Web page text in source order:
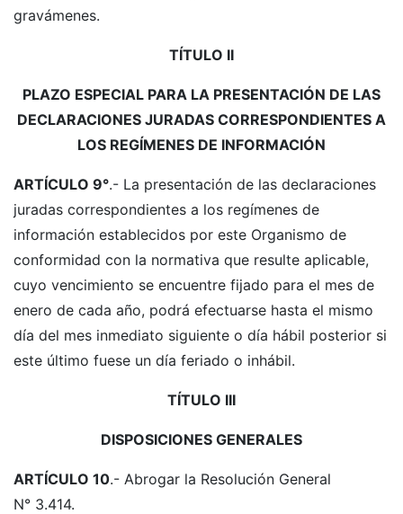
gravámenes.
TÍTULO II
PLAZO ESPECIAL PARA LA PRESENTACIÓN DE LAS
DECLARACIONES JURADAS CORRESPONDIENTES A
LOS REGÍMENES DE INFORMACIÓN
ARTÍCULO 9°.- La presentación de las declaraciones
juradas correspondientes a los regímenes de
información establecidos por este Organismo de
conformidad con la normativa que resulte aplicable,
cuyo vencimiento se encuentre fijado para el mes de
enero de cada año, podrá efectuarse hasta el mismo
día del mes inmediato siguiente o día hábil posterior si
este último fuese un día feriado o inhábil.
TÍTULO III
DISPOSICIONES GENERALES
ARTÍCULO 10.- Abrogar la Resolución General
N° 3.414.